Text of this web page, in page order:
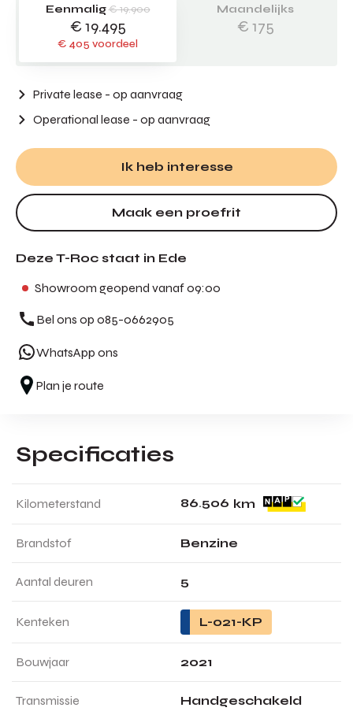
Eenmalig€ 19.900
€ 19.495
€ 405 voordeel
Maandelijks
€ 175
Private lease - op aanvraag
Operational lease - op aanvraag
Ik heb interesse
Maak een proefrit
Deze T-Roc staat in Ede
Showroom geopend vanaf 09:00
Bel ons op 085-0662905
WhatsApp ons
Plan je route
Specificaties
Kilometerstand 86.506 km
Brandstof Benzine
Aantal deuren 5
Kenteken L-021-KP
Bouwjaar 2021
Transmissie Handgeschakeld